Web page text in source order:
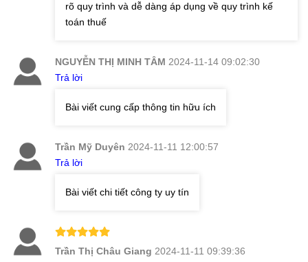
rõ quy trình và dễ dàng áp dụng về quy trình kế
toán thuế
NGUYỄN THỊ MINH TÂM 2024-11-14 09:02:30
Trả lời
Bài viết cung cấp thông tin hữu ích
Trần Mỹ Duyên 2024-11-11 12:00:57
Trả lời
Bài viết chi tiết công ty uy tín
Trần Thị Châu Giang 2024-11-11 09:39:36